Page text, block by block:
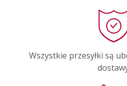
Wszystkie przesyłki są